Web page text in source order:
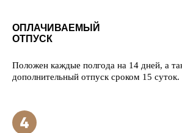
ОПЛАЧИВАЕМЫЙ
ОТПУСК
Положен каждые полгода на 14 дней, а
дополнительный отпуск сроком 15 суток.